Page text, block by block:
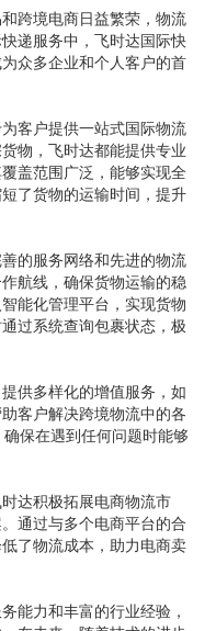
跨境电商日益繁荣，物流
递服务中，飞时达国际快
众多企业和个人客户的首
客户提供一站式国际物流
物，飞时达都能提供专业
盖范围广泛，能够实现全
了货物的运输时间，提升
的服务网络和先进的物流
航线，确保货物运输的稳
能化管理平台，实现货物
过系统查询包裹状态，极
供多样化的增值服务，如
客户解决跨境物流中的各
保在遇到任何问题时能够
达积极拓展电商物流市
通过与多个电商平台的合
了物流成本，助力电商卖
能力和丰富的行业经验，